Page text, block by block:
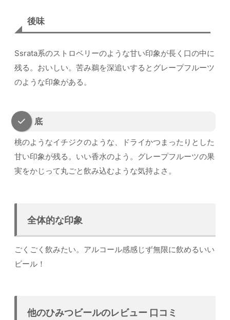
後味
Ssrata系のストロベリーのような甘い印象が長く口の中に
残る。おいしい。苦み鵜を深追いするとグレープフルーツ
のような印象がある。
底
桃のようなイチジクのような、ドライかつまったりとした
甘い印象が残る。いい香水のよう。グレープフルーツの果
実をかじって丸ごと飲み込むような気持よさ。
全体的な印象
ごくごく飲みたい。アルコール感感じず無限に飲めるいい
ビール！
他のひみつビールのレビュー 口コミ